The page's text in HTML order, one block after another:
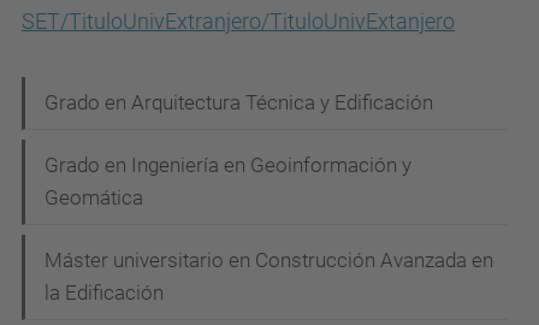
SET/TituloUnivExtranjero/TituloUnivExtanjero
a
e
a
Grado en Arquitectura Técnica y Edificación
Grado en Ingeniería en Geoinformación y
Geomática
Máster universitario en Construcción Avanzada en
la Edificación